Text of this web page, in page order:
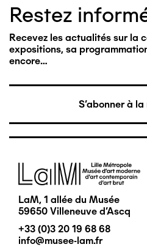
Restez
Recevez les actualités sur la
expositions, sa
encore…
S'abonner à
Image
LaM, 1 allée du Musée
59650 Villeneuve d'Ascq
+33 (0)3 20 19 68 68
info@musee-lam.fr